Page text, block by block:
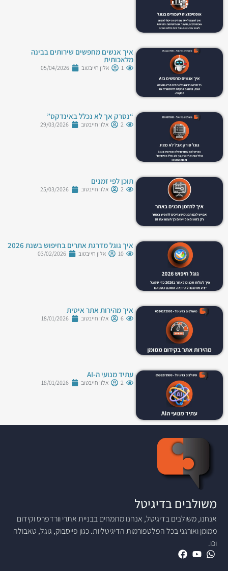
איך אנשים מחפשים שירותים בבינה
מלאכותית
1 אלון חייבטוב 05/04/2026
“נסרק אך לא נכלל באינדקס”
2 אלון חייבטוב 29/03/2026
תוכן לפי זמנים
2 אלון חייבטוב 25/03/2026
איך גוגל מדרגת אתרים בחיפוש בשנת 2026
10 אלון חייבטוב 03/02/2026
איך מהירות אתר איטית
6 אלון חייבטוב 18/01/2026
עתיד מנועי ה-AI
2 אלון חייבטוב 18/01/2026
משולבים בדיגיטל
אנחנו, משולבים בדיגיטל, אנחנו מתמחים בבניית אתרי וורדפרס וקידום
ממומן ואורגני בכל הפלטפורמות הדיגיטליות. כגון פייסבוק, גוגל, טאבולה
וכו.